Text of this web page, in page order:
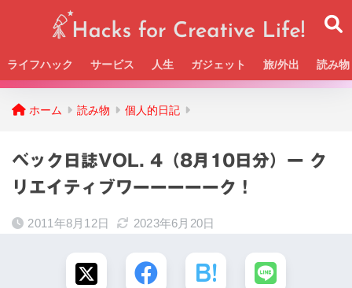
ライフハック サービス 人生 ガジェット 旅/外出 読み物
Beckの活動＆SNSまとめはこちら
ホーム 読み物 個人的日記
ベック日誌VOL. 4（8月10日分）ー ク
リエイティブワーーーーーク！
2011年8月12日 2023年6月20日